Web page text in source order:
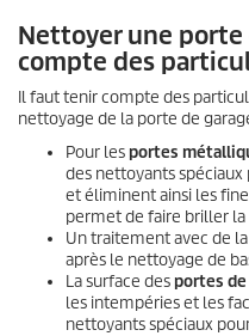
Nettoyer une
compte des
Il faut tenir compte des
nettoyage de la porte de
Pour lesportes
des nettoyants
et éliminent ainsi les
permet de faire briller
Un traitement avec de
après le nettoyage de
La surface desportes de
les intempéries et les
nettoyants spéciaux